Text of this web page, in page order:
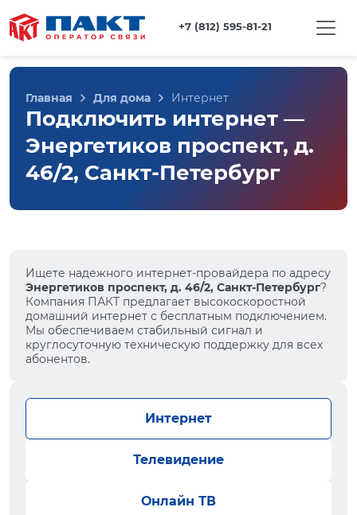
+7 (812) 595-81-21
Главная Для дома Интернет
Подключить интернет —
Энергетиков проспект, д.
46/2, Санкт-Петербург
Ищете надежного интернет-провайдера по адресу
Энергетиков проспект, д. 46/2, Санкт-Петербург?
Компания ПАКТ предлагает высокоскоростной
домашний интернет с бесплатным подключением.
Мы обеспечиваем стабильный сигнал и
круглосуточную техническую поддержку для всех
абонентов.
Интернет
Телевидение
Онлайн ТВ